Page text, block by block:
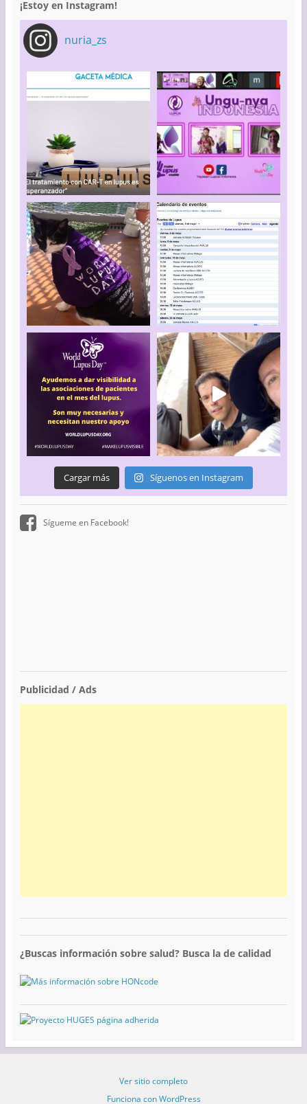
¡Estoy en Instagram!
nuria_zs
Cargar más Síguenos en Instagram
Sígueme en Facebook!
Publicidad / Ads
¿Buscas información sobre salud? Busca la de calidad
Ver sitio completo
Funciona con WordPress